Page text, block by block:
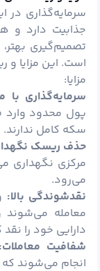
سرمایه‌گذاری
جذابیت دارد و
تصمیم‌گیری
است. این مزایا و
مزایا:
سرمایه‌گذاری با
پول محدود وارد
سکه کامل ندارند.
حذف ریسک
مرکزی نگهداری
می‌رود.
نقدشوندگی بالا:
معامله می‌شوند
دارایی خود را نقد
شفافیت معاملات:
انجام می‌شوند